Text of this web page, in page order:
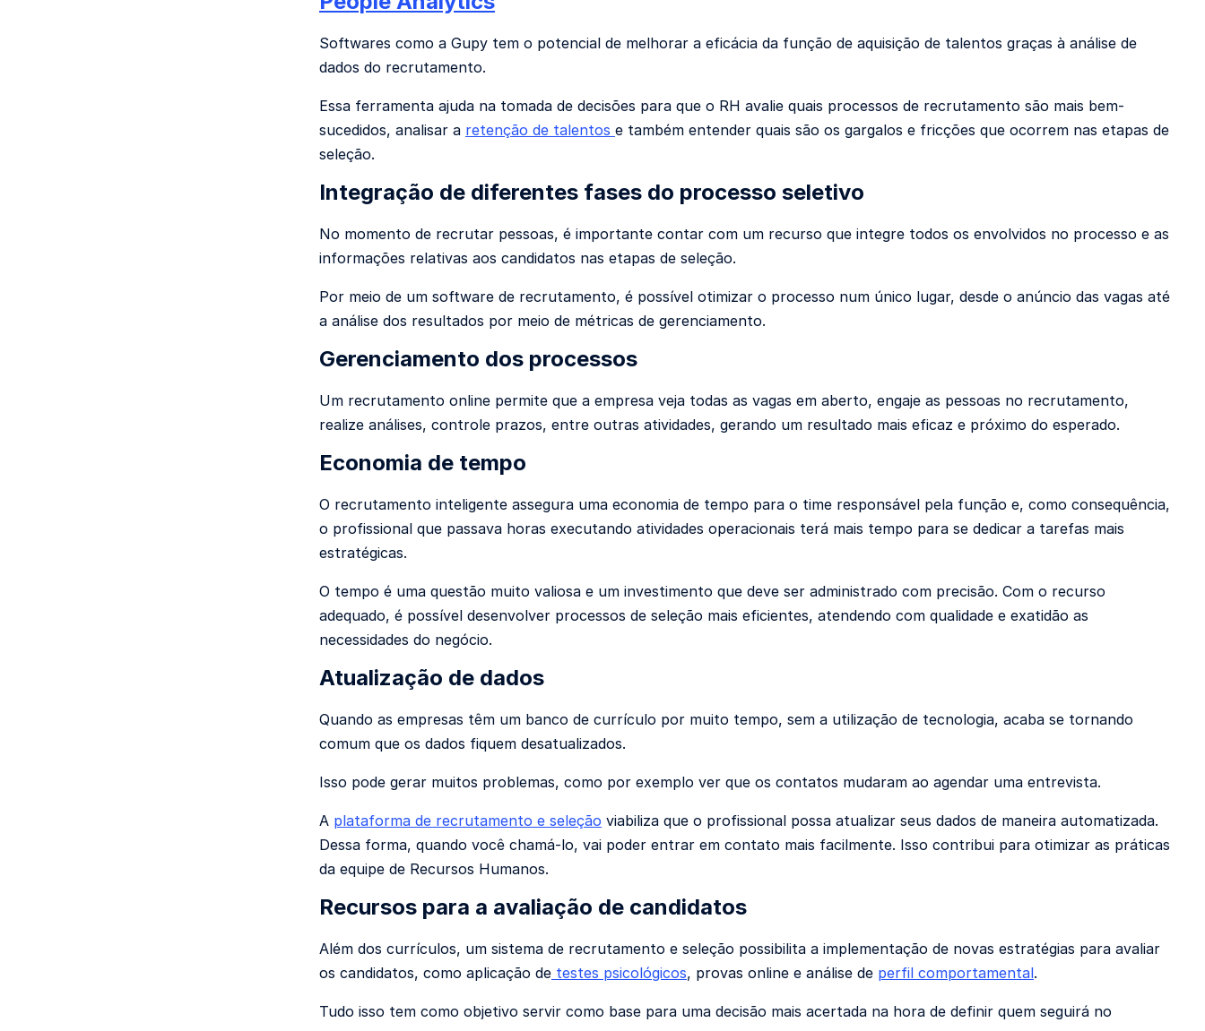
Softwares como a Gupy tem o potencial de melhorar a eficácia da função de aquisição de talentos graças à análise de
dados do recrutamento.
Essa ferramenta ajuda na tomada de decisões para que o RH avalie quais processos de recrutamento são mais bem-
sucedidos, analisar a retenção de talentos e também entender quais são os gargalos e fricções que ocorrem nas etapas de
seleção.
Integração de diferentes fases do processo seletivo
No momento de recrutar pessoas, é importante contar com um recurso que integre todos os envolvidos no processo e as
informações relativas aos candidatos nas etapas de seleção.
Por meio de um software de recrutamento, é possível otimizar o processo num único lugar, desde o anúncio das vagas até
a análise dos resultados por meio de métricas de gerenciamento.
Gerenciamento dos processos
Um recrutamento online permite que a empresa veja todas as vagas em aberto, engaje as pessoas no recrutamento,
realize análises, controle prazos, entre outras atividades, gerando um resultado mais eficaz e próximo do esperado.
Economia de tempo
O recrutamento inteligente assegura uma economia de tempo para o time responsável pela função e, como consequência,
o profissional que passava horas executando atividades operacionais terá mais tempo para se dedicar a tarefas mais
estratégicas.
O tempo é uma questão muito valiosa e um investimento que deve ser administrado com precisão. Com o recurso
adequado, é possível desenvolver processos de seleção mais eficientes, atendendo com qualidade e exatidão as
necessidades do negócio.
Atualização de dados
Quando as empresas têm um banco de currículo por muito tempo, sem a utilização de tecnologia, acaba se tornando
comum que os dados fiquem desatualizados.
Isso pode gerar muitos problemas, como por exemplo ver que os contatos mudaram ao agendar uma entrevista.
A plataforma de recrutamento e seleção viabiliza que o profissional possa atualizar seus dados de maneira automatizada.
Dessa forma, quando você chamá-lo, vai poder entrar em contato mais facilmente. Isso contribui para otimizar as práticas
da equipe de Recursos Humanos.
Recursos para a avaliação de candidatos
Além dos currículos, um sistema de recrutamento e seleção possibilita a implementação de novas estratégias para avaliar
os candidatos, como aplicação de testes psicológicos, provas online e análise de perfil comportamental.
Tudo isso tem como objetivo servir como base para uma decisão mais acertada na hora de definir quem seguirá no